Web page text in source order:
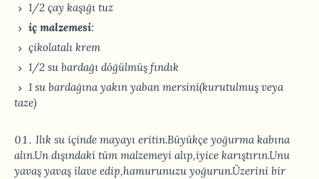
1/2 çay kaşığı tuz
iç malzemesi:
çikolatalı krem
1/2 su bardağı döğülmüş fındık
1 su bardağına yakın yaban mersini(kurutulmuş veya
taze)
Ilık su içinde mayayı eritin.Büyükçe yoğurma kabına
alın.Un dışındaki tüm malzemeyi alıp,iyice karıştırın.Unu
yavaş yavaş ilave edip,hamurunuzu yoğurun.Üzerini bir